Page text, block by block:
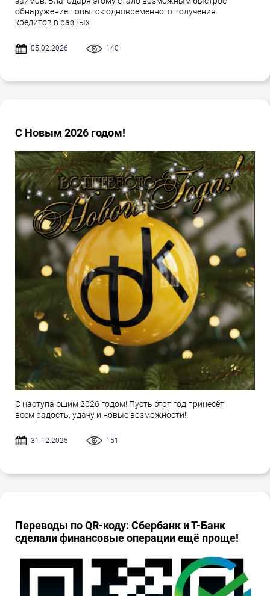
обнаружение попыток одновременного получения
кредитов в разных
05.02.2026 140
С Новым 2026 годом!
С наступающим 2026 годом! Пусть этот год принесёт
всем радость, удачу и новые возможности!
31.12.2025 151
Переводы по QR-коду: Сбербанк и Т-Банк
сделали финансовые операции ещё проще!